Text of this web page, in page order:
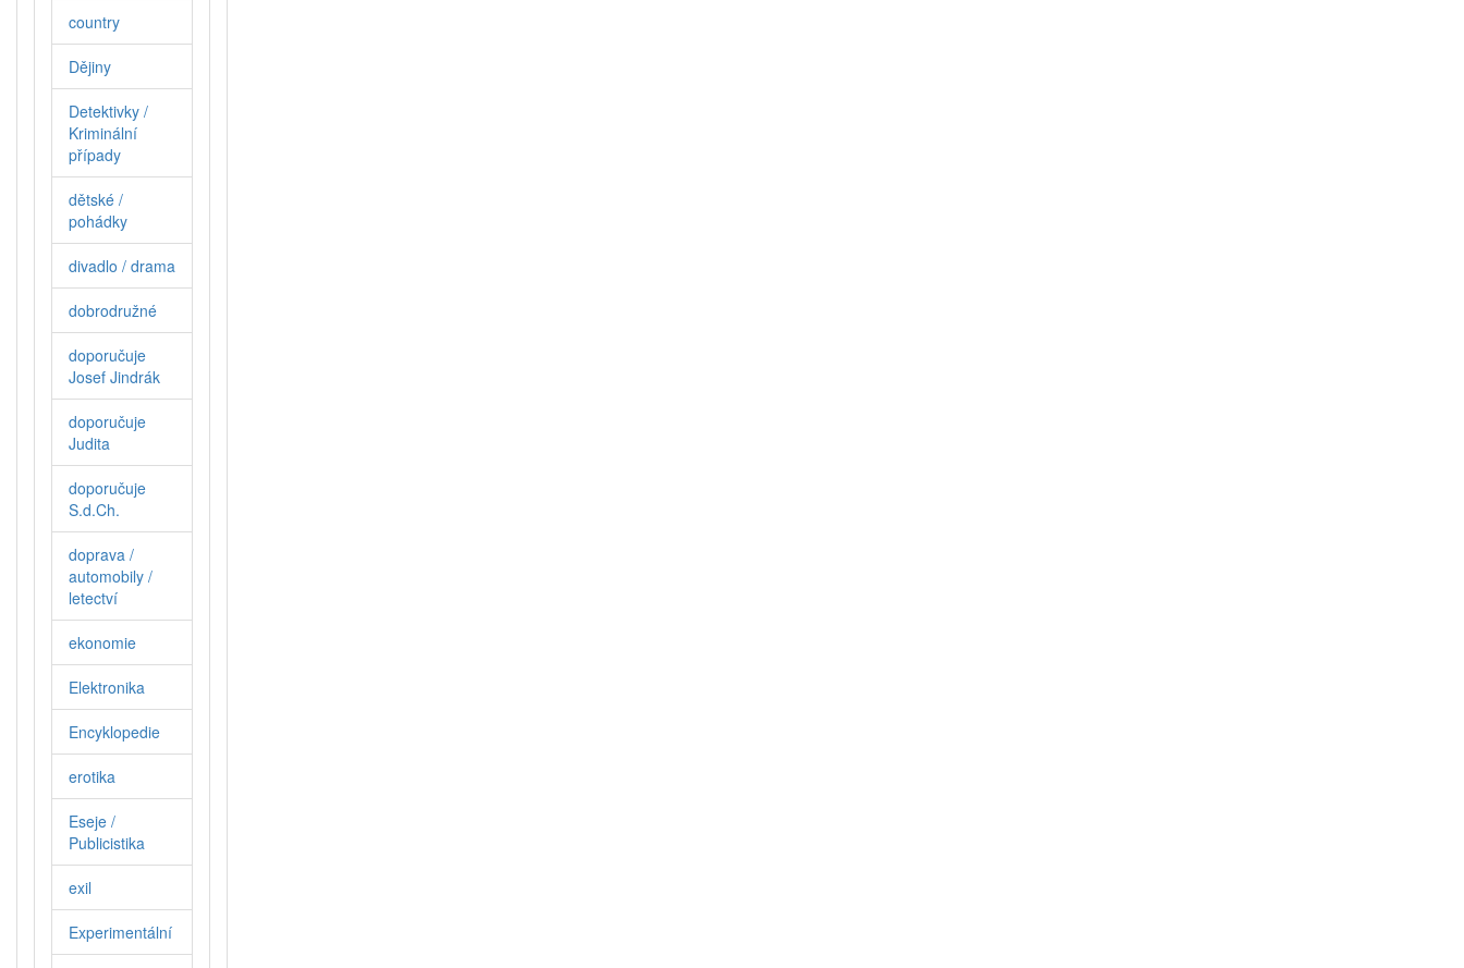
country
Dějiny
Detektivky /
Kriminální
případy
dětské /
pohádky
divadlo / drama
dobrodružné
doporučuje
Josef Jindrák
doporučuje
Judita
doporučuje
S.d.Ch.
doprava /
automobily /
letectví
ekonomie
Elektronika
Encyklopedie
erotika
Eseje /
Publicistika
exil
Experimentální